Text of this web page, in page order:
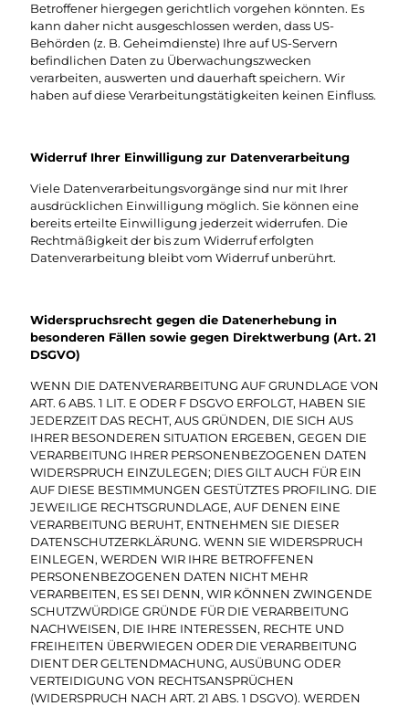
Betroffener hiergegen gerichtlich vorgehen könnten. Es
kann daher nicht ausgeschlossen werden, dass US-
Behörden (z. B. Geheimdienste) Ihre auf US-Servern
befindlichen Daten zu Überwachungszwecken
verarbeiten, auswerten und dauerhaft speichern. Wir
haben auf diese Verarbeitungstätigkeiten keinen Einfluss.
Widerruf Ihrer Einwilligung zur Datenverarbeitung
Viele Datenverarbeitungsvorgänge sind nur mit Ihrer
ausdrücklichen Einwilligung möglich. Sie können eine
bereits erteilte Einwilligung jederzeit widerrufen. Die
Rechtmäßigkeit der bis zum Widerruf erfolgten
Datenverarbeitung bleibt vom Widerruf unberührt.
Widerspruchsrecht gegen die Datenerhebung in
besonderen Fällen sowie gegen Direktwerbung (Art. 21
DSGVO)
WENN DIE DATENVERARBEITUNG AUF GRUNDLAGE VON
ART. 6 ABS. 1 LIT. E ODER F DSGVO ERFOLGT, HABEN SIE
JEDERZEIT DAS RECHT, AUS GRÜNDEN, DIE SICH AUS
IHRER BESONDEREN SITUATION ERGEBEN, GEGEN DIE
VERARBEITUNG IHRER PERSONENBEZOGENEN DATEN
WIDERSPRUCH EINZULEGEN; DIES GILT AUCH FÜR EIN
AUF DIESE BESTIMMUNGEN GESTÜTZTES PROFILING. DIE
JEWEILIGE RECHTSGRUNDLAGE, AUF DENEN EINE
VERARBEITUNG BERUHT, ENTNEHMEN SIE DIESER
DATENSCHUTZERKLÄRUNG. WENN SIE WIDERSPRUCH
EINLEGEN, WERDEN WIR IHRE BETROFFENEN
PERSONENBEZOGENEN DATEN NICHT MEHR
VERARBEITEN, ES SEI DENN, WIR KÖNNEN ZWINGENDE
SCHUTZWÜRDIGE GRÜNDE FÜR DIE VERARBEITUNG
NACHWEISEN, DIE IHRE INTERESSEN, RECHTE UND
FREIHEITEN ÜBERWIEGEN ODER DIE VERARBEITUNG
DIENT DER GELTENDMACHUNG, AUSÜBUNG ODER
VERTEIDIGUNG VON RECHTSANSPRÜCHEN
(WIDERSPRUCH NACH ART. 21 ABS. 1 DSGVO). WERDEN